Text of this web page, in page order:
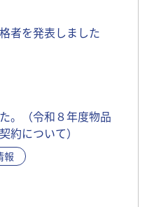
者を発表しました
。（令和８年度物品
約について）
報